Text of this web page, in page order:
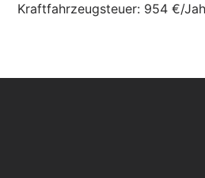
Kraftfahrzeugsteuer: 954 €/